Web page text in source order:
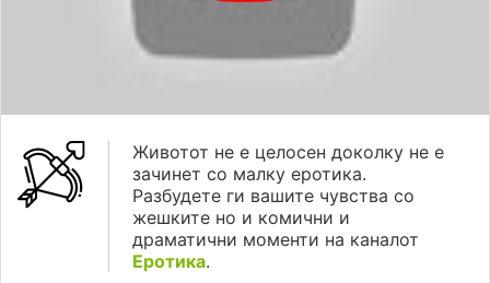
Животот не е целосен доколку не е
зачинет со малку еротика.
Разбудете ги вашите чувства со
жешките но и комични и
драматични моменти на каналот
Еротика.